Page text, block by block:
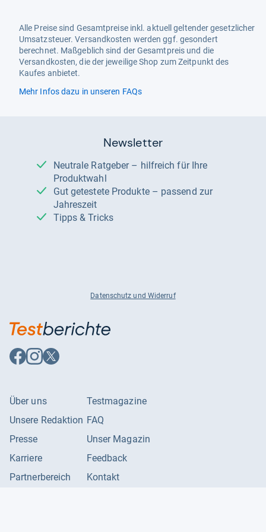
Alle Preise sind Gesamtpreise inkl. aktuell geltender gesetzlicher
Umsatzsteuer. Versandkosten werden ggf. gesondert
berechnet. Maßgeblich sind der Gesamtpreis und die
Versandkosten, die der jeweilige Shop zum Zeitpunkt des
Kaufes anbietet.
Mehr Infos dazu in unseren FAQs
Newsletter
Neutrale Ratgeber – hilfreich für Ihre
Produktwahl
Gut getestete Produkte – passend zur
Jahreszeit
Tipps & Tricks
Datenschutz und Widerruf
Auf
Facebook
Auf
Instagram
Auf
X
Über uns
Unsere Redaktion
Presse
Karriere
Partnerbereich
Testmagazine
FAQ
Unser Magazin
Feedback
Kontakt